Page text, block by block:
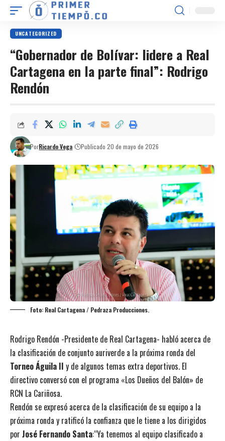
UNCATEGORIZED
“Gobernador de Bolívar: lidere a Real
Cartagena en la parte final”: Rodrigo
Rendón
PorRicardo Vega Publicado 20 de mayo de 2026
Foto: Real Cartagena / Pedraza Producciones.
Rodrigo Rendón -Presidente de Real Cartagena- habló acerca de
la clasificación de conjunto auriverde a la próxima ronda del
Torneo Águila II y de algunos temas extra deportivos. El
directivo conversó con el programa «Los Dueños del Balón» de
RCN La Cariñosa.
Rendón se expresó acerca de la clasificación de su equipo a la
próxima ronda y ratificó la confianza que le tiene a los dirigidos
por José Fernando Santa:“Ya tenemos al equipo clasificado a